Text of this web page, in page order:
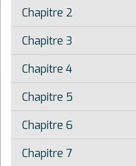
Chapitre 2
Chapitre 3
Chapitre 4
Chapitre 5
Chapitre 6
Chapitre 7